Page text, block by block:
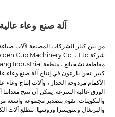
آلة صنع وعاء
من بين كبار الشركات المصنعة لآلات
كبير. نحن بارعون في إنتاج آلة صنع وعاء
الأكمام مزدوجة الجدار ، وآلات إنتاج
الورق عالية السرعة. يمكن أن تنتج
والتكوينات. نقوم بتصدير مجموعة واسعة
والبرتغال وسويسرا وروسيا. تتطلع آلات